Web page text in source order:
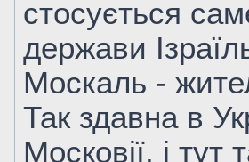
стосується
держави
Москаль -
Так здавна в
Московії, і тут